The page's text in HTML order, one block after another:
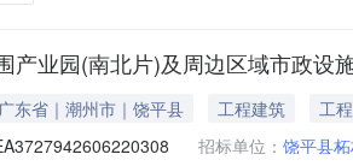
产业园(南北片)及周边区域市政设
广东省｜潮州市｜饶平县 工程建筑
工程
招标单位： 饶平县